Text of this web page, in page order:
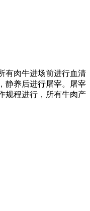
有肉牛进场前进行血清
静养后进行屠宰。屠宰
规程进行，所有牛肉产